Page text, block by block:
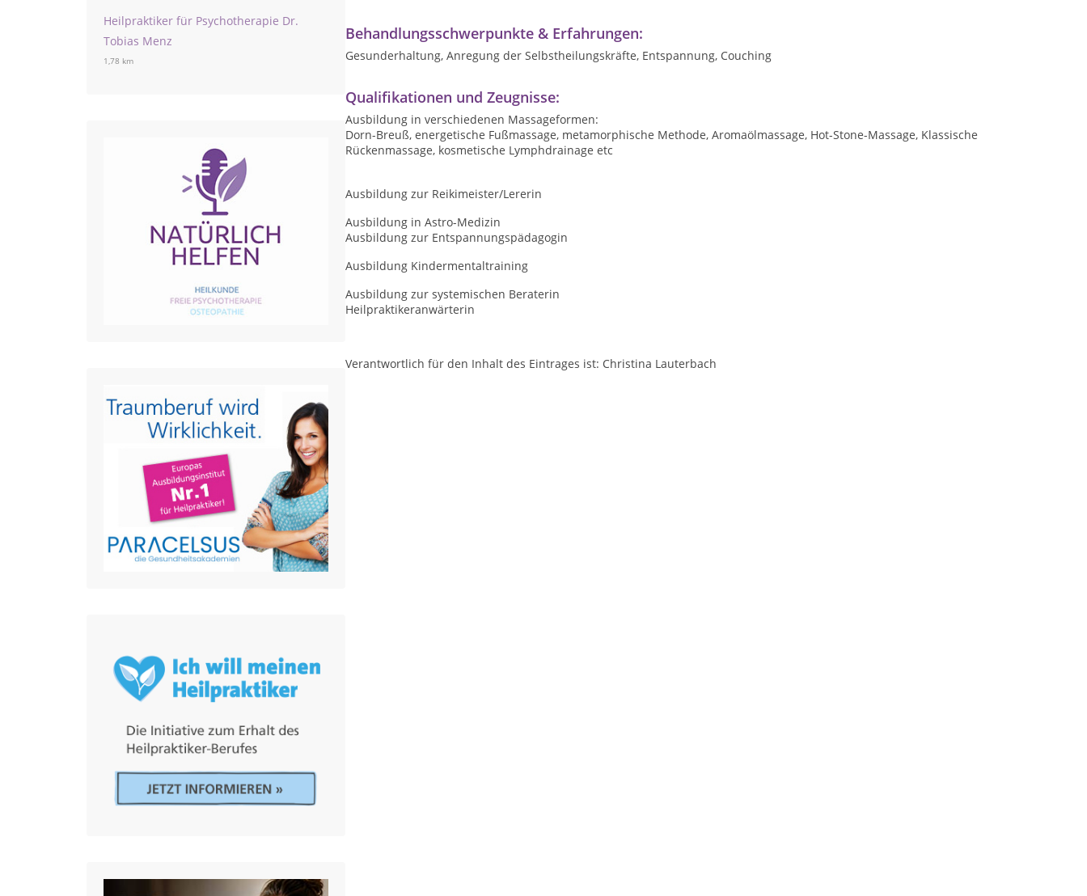
Heilpraktiker für Psychotherapie Dr.
Tobias Menz
1,78 km
Behandlungsschwerpunkte & Erfahrungen:
Gesunderhaltung, Anregung der Selbstheilungskräfte, Entspannung, Couching
Qualifikationen und Zeugnisse:
Ausbildung in verschiedenen Massageformen:
Dorn-Breuß, energetische Fußmassage, metamorphische Methode, Aromaölmassage, Hot-Stone-Massage, Klassische
Rückenmassage, kosmetische Lymphdrainage etc
Ausbildung zur Reikimeister/Lererin
Ausbildung in Astro-Medizin
Ausbildung zur Entspannungspädagogin
Ausbildung Kindermentaltraining
Ausbildung zur systemischen Beraterin
Heilpraktikeranwärterin
Verantwortlich für den Inhalt des Eintrages ist: Christina Lauterbach